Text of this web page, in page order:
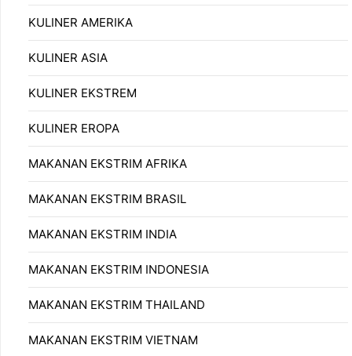
KULINER AMERIKA
KULINER ASIA
KULINER EKSTREM
KULINER EROPA
MAKANAN EKSTRIM AFRIKA
MAKANAN EKSTRIM BRASIL
MAKANAN EKSTRIM INDIA
MAKANAN EKSTRIM INDONESIA
MAKANAN EKSTRIM THAILAND
MAKANAN EKSTRIM VIETNAM